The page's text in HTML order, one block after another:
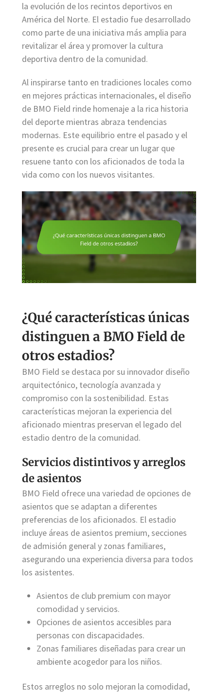
la evolución de los recintos deportivos en
América del Norte. El estadio fue desarrollado
como parte de una iniciativa más amplia para
revitalizar el área y promover la cultura
deportiva dentro de la comunidad.
Al inspirarse tanto en tradiciones locales como
en mejores prácticas internacionales, el diseño
de BMO Field rinde homenaje a la rica historia
del deporte mientras abraza tendencias
modernas. Este equilibrio entre el pasado y el
presente es crucial para crear un lugar que
resuene tanto con los aficionados de toda la
vida como con los nuevos visitantes.
¿Qué características únicas
distinguen a BMO Field de
otros estadios?
BMO Field se destaca por su innovador diseño
arquitectónico, tecnología avanzada y
compromiso con la sostenibilidad. Estas
características mejoran la experiencia del
aficionado mientras preservan el legado del
estadio dentro de la comunidad.
Servicios distintivos y arreglos
de asientos
BMO Field ofrece una variedad de opciones de
asientos que se adaptan a diferentes
preferencias de los aficionados. El estadio
incluye áreas de asientos premium, secciones
de admisión general y zonas familiares,
asegurando una experiencia diversa para todos
los asistentes.
Asientos de club premium con mayor
comodidad y servicios.
Opciones de asientos accesibles para
personas con discapacidades.
Zonas familiares diseñadas para crear un
ambiente acogedor para los niños.
Estos arreglos no solo mejoran la comodidad,